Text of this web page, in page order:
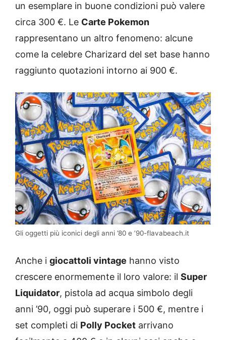
un esemplare in buone condizioni può valere
circa 300 €. Le Carte Pokemon
rappresentano un altro fenomeno: alcune
come la celebre Charizard del set base hanno
raggiunto quotazioni intorno ai 900 €.
Gli oggetti più iconici degli anni ’80 e ’90-flavabeach.it
Anche i giocattoli vintage hanno visto
crescere enormemente il loro valore: il Super
Liquidator, pistola ad acqua simbolo degli
anni ’90, oggi può superare i 500 €, mentre i
set completi di Polly Pocket arrivano